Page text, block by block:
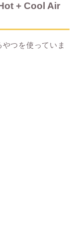
+ Cool Air
つを使っていま